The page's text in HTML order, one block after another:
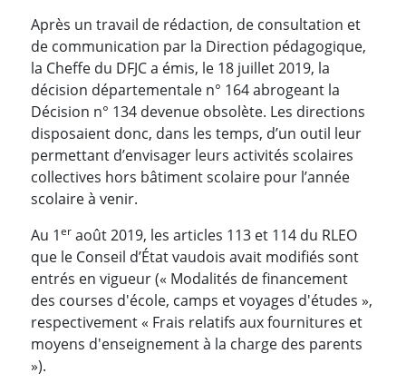
Après un travail de rédaction, de consultation et
de communication par la Direction pédagogique,
la Cheffe du DFJC a émis, le 18 juillet 2019, la
décision départementale n° 164 abrogeant la
Décision n° 134 devenue obsolète. Les directions
disposaient donc, dans les temps, d’un outil leur
permettant d’envisager leurs activités scolaires
collectives hors bâtiment scolaire pour l’année
scolaire à venir.
Au 1er août 2019, les articles 113 et 114 du RLEO
que le Conseil d’État vaudois avait modifiés sont
entrés en vigueur (« Modalités de financement
des courses d'école, camps et voyages d'études »,
respectivement « Frais relatifs aux fournitures et
moyens d'enseignement à la charge des parents
»).